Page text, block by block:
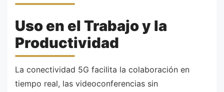
Uso en el Trabajo y la
Productividad
La conectividad 5G facilita la colaboración en
tiempo real, las videoconferencias sin